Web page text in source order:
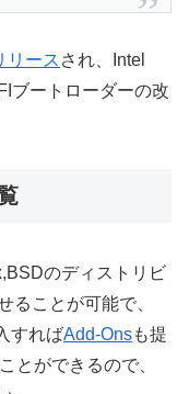
リース され、Intel
ブートローダーの改
のディストリビ
ることが可能で、
すればAdd-Onsも提
とができるので、